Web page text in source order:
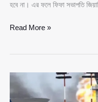
হবে না। এর ফলে ফিফা সভাপতি
নিরাপত্তা
অংশগ্রহণ
অনিশ্চিত,
মন্তব্য
Read More »